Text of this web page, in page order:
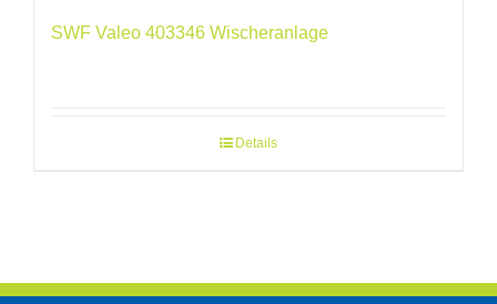
SWF Valeo 403346 Wischeranlage
Details